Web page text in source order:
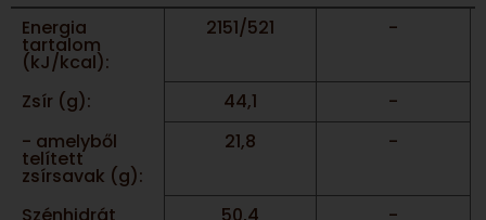
Energia
tartalom
(kJ/kcal):
2151/521 -
Zsír (g): 44,1
-
- amelyből
telített
zsírsavak (g):
21,8 -
Szénhidrát 50,4 -